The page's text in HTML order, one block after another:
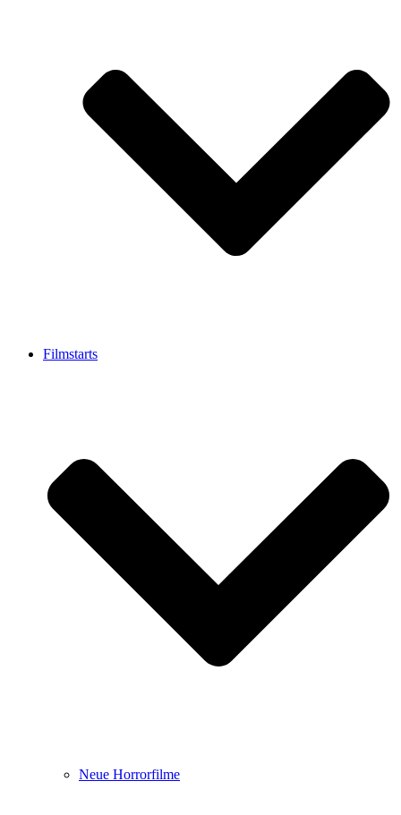
Filmstarts
Neue Horrorfilme